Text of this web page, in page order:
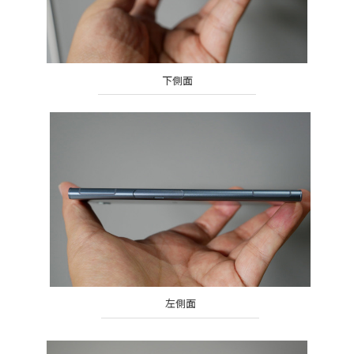
下側面
左側面